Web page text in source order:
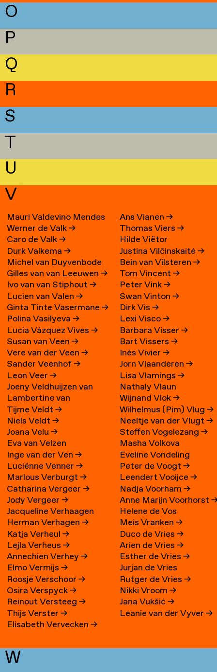
O
P
Q
R
S
T
U
V
Mauri Valdevino Mendes
→
Werner de Valk→
Caro de Valk→
Durk Valkema→
Michel van Duyvenbode
Gilles van van Leeuwen→
Ivo van van Stiphout→
Lucien van Valen→
Ginta Tinte Vasermane→
Polina Vasilyeva→
Lucia Vázquez Vives→
Susan van Veen→
Vere van der Veen→
Sander Veenhof→
Leon Veer→
Joeny Veldhuijzen van
Zanten→
Lambertine van
Veldhuizen→
Tijme Veldt→
Niels Veldt→
Joana Velu→
Eva van Velzen
Inge van der Ven→
Luciënne Venner→
Marlous Verburgt→
Catharina Vergeer→
Jody Vergeer→
Jacqueline Verhaagen
Herman Verhagen→
Katja Verheul→
Lejla Verheus→
Annechien Verhey→
Elmo Vermijs→
Roosje Verschoor→
Osira Verspyck→
Reinout Versteeg→
Thijs Verster→
Elisabeth Vervecken→
Ans Vianen→
Thomas Viers→
Hilde Viëtor
Justina Vilčinskaitė→
Bein van Vilsteren→
Tom Vincent→
Peter Vink→
Swan Vinton→
Dirk Vis→
Lexi Visco→
Barbara Visser→
Bart Vissers→
Inès Vivier→
Jorn Vlaanderen→
Lisa Vlamings→
Nathaly Vlaun
Wijnand Vlok→
Wilhelmus (Pim) Vlug→
Neeltje van der Vlugt→
Steffen Vogelezang→
Masha Volkova
Eveline Vondeling
Peter de Voogt→
Leendert Vooijce→
Nadja Voorham→
Anne Marijn Voorhorst
Helene de Vos
Meis Vranken→
Duco de Vries→
Arien de Vries→
Esther de Vries→
Jurjan de Vries
Rutger de Vries→
Nikki Vroom→
Jana Vukšić→
Leanie van der Vyver→
W